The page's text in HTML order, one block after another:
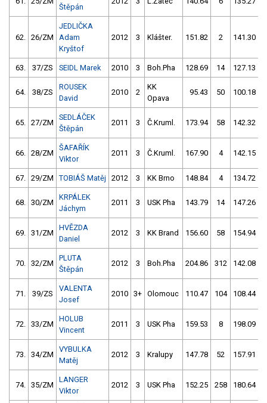
Štěpán
62. 26/ZM
JEDLIČKA
Adam
Kryštof
2012 3 Klášter. 151.82 2 141.30
63. 37/ZS SEIDL Marek 2010 3 Boh.Pha 128.69 14 127.13
64. 38/ZS
ROUSEK
David
2010 2
KK
Opava
95.43 50 100.18
65. 27/ZM
SEDLÁČEK
Štěpán
2011 3 Č.Kruml. 173.94 58 142.32
66. 28/ZM
ŠAFAŘÍK
Viktor
2011 3 Č.Kruml. 167.90 4 142.15
67. 29/ZM TOBIÁŠ Matěj 2012 3 KK Brno 148.84 4 134.72
68. 30/ZM
KRPÁLEK
Jáchym
2011 3 USK Pha 143.79 14 147.26
69. 31/ZM
HVĚZDA
Daniel
2012 3 KK Brand 156.60 58 154.94
70. 32/ZM
PLUTA
Štěpán
2012 3 Boh.Pha 204.86 312 142.08
71. 39/ZS
VALENTA
Josef
2010 3+ Olomouc 110.47 104 108.44
72. 33/ZM
HOLUB
Vincent
2011 3 USK Pha 159.53 8 198.09
73. 34/ZM
VYBULKA
Matěj
2012 3 Kralupy 147.78 52 157.91
74. 35/ZM
LANGER
Viktor
2012 3 USK Pha 152.25 258 180.64